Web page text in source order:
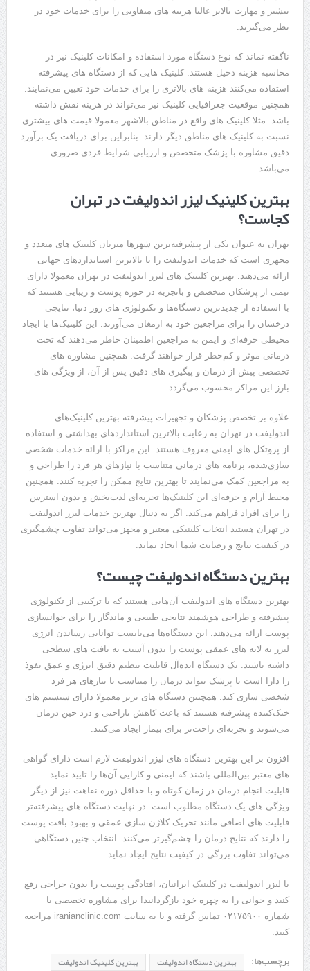
بیشتر و مهارت بالاتر غالبا هزینه ‌های متفاوتی را برای خدمات خود در
نظر می‌گیرند.
ناگفته نماند که نوع دستگاه مورد استفاده و امکانات کلینیک نیز در
محاسبه هزینه دخیل هستند. کلینیک ‌هایی که از دستگاه ‌های پیشرفته‌
استفاده می‌کنند هزینه‌ های بالاتری را برای خدمات خود تعیین می‌نمایند.
همچنین موقعیت جغرافیایی کلینیک نیز می‌تواند در هزینه نقش داشته
باشد. مثلا کلینیک‌ های واقع در مناطق بالاشهر معمولا قیمت ‌های بیشتری
نسبت به کلینیک‌ های مناطق دیگر دارند. بنابراین برای دریافت یک برآورد
دقیق مشاوره با پزشک متخصص و ارزیابی شرایط فردی ضروری
می‌باشد.
بهترین کلینیک لیزر اندولیفت در تهران
کجاست؟
تهران به عنوان یکی از پیشرفته‌ترین شهرها میزبان کلینیک‌ های متعدد و
مجهزی است که خدمات اندولیفت را با بالاترین استانداردهای جهانی
ارائه می‌دهند. بهترین کلینیک‌ های لیزر اندولیفت در تهران معمولا دارای
تیمی از پزشکان متخصص و باتجربه در حوزه پوست و زیبایی هستند که
با استفاده از جدیدترین دستگاه‌ها و تکنولوژی ‌های روز دنیا، نتایجی
درخشان را برای مراجعین خود به ارمغان می‌آورند. این کلینیک‌ها با ایجاد
محیطی حرفه‌ای و ایمن به مراجعین اطمینان خاطر می‌دهند که تحت
درمانی موثر و کم‌خطر قرار خواهند گرفت. همچنین مشاوره ‌های
تخصصی پیش از درمان و پیگیری ‌های دقیق پس از آن، از ویژگی ‌های
بارز این مراکز محسوب می‌گردد.
علاوه بر تخصص پزشکان و تجهیزات پیشرفته بهترین کلینیک‌های
اندولیفت در تهران به رعایت بالاترین استانداردهای بهداشتی و استفاده
از پروتکل‌ های ایمنی معروف هستند. این مراکز با ارائه خدمات شخصی‌
سازی‌شده، برنامه ‌های درمانی متناسب با نیازهای هر فرد را طراحی و
به مراجعین کمک می‌نمایند تا بهترین نتایج ممکن را تجربه کنند. همچنین
محیط آرام و حرفه‌ای این کلینیک‌ها تجربه‌ای لذت‌بخش و بدون استرس
را برای افراد فراهم می‌کند. اگر به دنبال بهترین خدمات لیزر اندولیفت
در تهران هستید انتخاب کلینیکی معتبر و مجهز می‌تواند تفاوت چشمگیری
در کیفیت نتایج و رضایت شما ایجاد نماید.
بهترین دستگاه اندولیفت چیست؟
بهترین دستگاه‌ های اندولیفت آن‌هایی هستند که با ترکیبی از تکنولوژی
پیشرفته و طراحی هوشمند نتایجی طبیعی و ماندگار را برای جوانسازی
پوست ارائه می‌دهند. این دستگاه‌ها می‌بایست توانایی رساندن انرژی
لیزر به لایه‌ های عمقی پوست را بدون آسیب به بافت‌ های سطحی
داشته باشند. یک دستگاه ایده‌آل قابلیت تنظیم دقیق انرژی و عمق نفوذ
را دارا است تا پزشک بتواند درمان را متناسب با نیازهای هر فرد
شخصی ‌سازی کند. همچنین دستگاه ‌های برتر معمولا دارای سیستم‌ های
خنک‌کننده پیشرفته هستند که باعث کاهش ناراحتی و درد حین درمان
می‌شوند و تجربه‌ای راحت‌تر برای بیمار ایجاد می‌کنند.
افزون بر این بهترین دستگاه‌ های لیزر اندولیفت لازم است دارای گواهی
‌های معتبر بین‌المللی باشند که ایمنی و کارایی آن‌ها را تایید نماید.
قابلیت انجام درمان در زمان کوتاه و با حداقل دوره نقاهت نیز از دیگر
ویژگی‌ های یک دستگاه مطلوب است. در نهایت دستگاه ‌های پیشرفته‌تر
قابلیت ‌های اضافی مانند تحریک کلاژن ‌سازی عمقی و بهبود بافت پوست
را دارند که نتایج درمان را چشم‌گیرتر می‌کنند. انتخاب چنین دستگاهی
می‌تواند تفاوت بزرگی در کیفیت نتایج ایجاد نماید.
با لیزر اندولیفت در کلینیک ایرانیان، افتادگی پوست را بدون جراحی رفع
کنید و جوانی را به چهره خود بازگردانید! برای مشاوره تخصصی با
شماره ۰۲۱۷۵۹۰۰ تماس گرفته و یا به سایت iranianclinic.com مراجعه
کنید.
برچسب‌ها: بهترین دستگاه اندولیفت
بهترین کلینیک اندولیفت